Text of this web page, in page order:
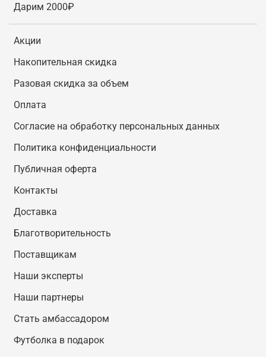
Дарим 2000₽
Акции
Накопительная скидка
Разовая скидка за объем
Оплата
Согласие на обработку персональных данных
Политика конфиденциальности
Публичная оферта
Контакты
Доставка
Благотворительность
Поставщикам
Наши эксперты
Наши партнеры
Стать амбассадором
Футболка в подарок